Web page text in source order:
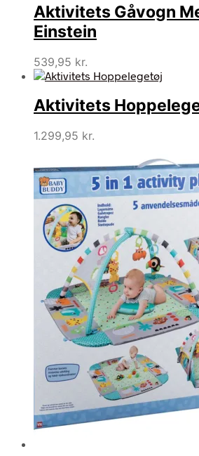
Aktivitets Gåvogn
Einstein
539,95 kr.
Aktivitets
1.299,95 kr.